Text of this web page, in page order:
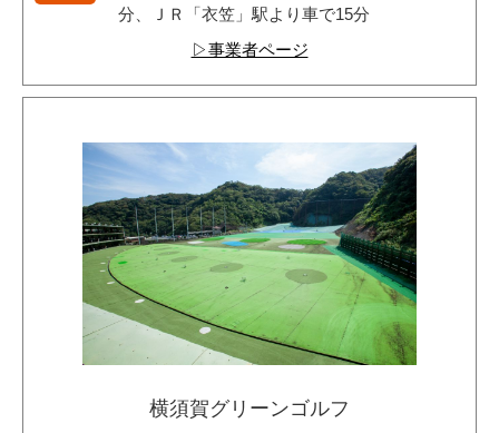
分、ＪＲ「衣笠」駅より車で15分
▷事業者ページ
横須賀グリーンゴルフ